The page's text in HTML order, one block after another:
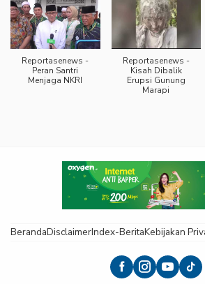
Reportasenews -
Peran Santri
Menjaga NKRI
Reportasenews -
Kisah Dibalik
Erupsi Gunung
Marapi
BerandaDisclaimerIndex-BeritaKebijakan